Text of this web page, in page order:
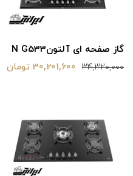
گاز صفحه ای آلتونN G533
34,320,000 30,201,600 تومان